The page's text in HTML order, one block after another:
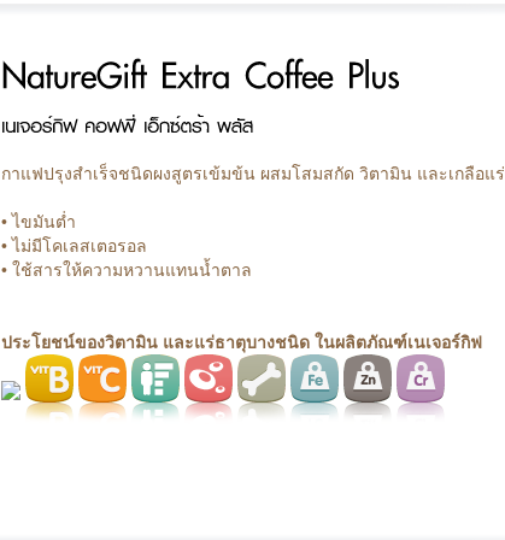
กาแฟปรุงสำเร็จชนิดผงสูตรเข้มข้น ผสมโสมสกัด วิตามิน และเกลือแร่
• ไขมันต่ำ
• ไม่มีโคเลสเตอรอล
• ใช้สารให้ความหวานแทนน้ำตาล
ประโยชน์ของวิตามิน และแร่ธาตุบางชนิด ในผลิตภัณฑ์เนเจอร์กิฟ